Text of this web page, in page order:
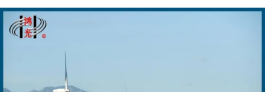
SITEMAP
PRIVACYBELEID